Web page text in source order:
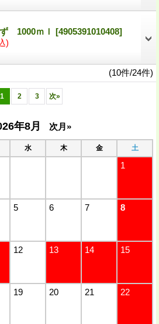
1000ｍｌ [4905391010408]
)
(10件/24件)
1 2 3 次»
年8月 次月»
水 木 金 土
1
5 6 7 8
12 13 14 15
19 20 21 22